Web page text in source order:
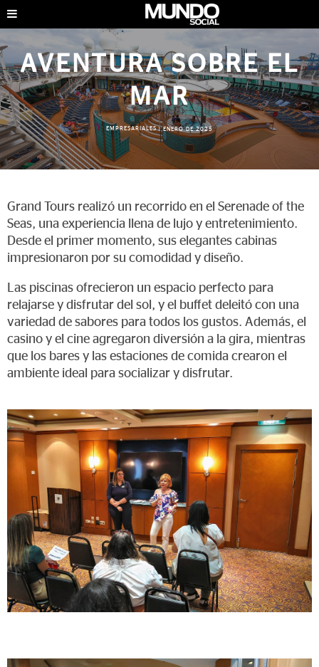
AVENTURA SOBRE EL
MAR
EMPRESARIALES|ENERO DE 2025
Grand Tours realizó un recorrido en el Serenade of the
Seas, una experiencia llena de lujo y entretenimiento.
Desde el primer momento, sus elegantes cabinas
impresionaron por su comodidad y diseño.
Las piscinas ofrecieron un espacio perfecto para
relajarse y disfrutar del sol, y el buffet deleitó con una
variedad de sabores para todos los gustos. Además, el
casino y el cine agregaron diversión a la gira, mientras
que los bares y las estaciones de comida crearon el
ambiente ideal para socializar y disfrutar.